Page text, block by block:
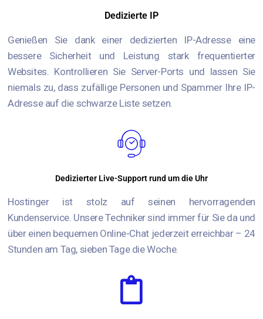
Dedizierte IP
Genießen Sie dank einer dedizierten IP-Adresse eine
bessere Sicherheit und Leistung stark frequentierter
Websites. Kontrollieren Sie Server-Ports und lassen Sie
niemals zu, dass zufällige Personen und Spammer Ihre IP-
Adresse auf die schwarze Liste setzen.
Dedizierter Live-Support rund um die Uhr
Hostinger ist stolz auf seinen hervorragenden
Kundenservice. Unsere Techniker sind immer für Sie da und
über einen bequemen Online-Chat jederzeit erreichbar – 24
Stunden am Tag, sieben Tage die Woche.